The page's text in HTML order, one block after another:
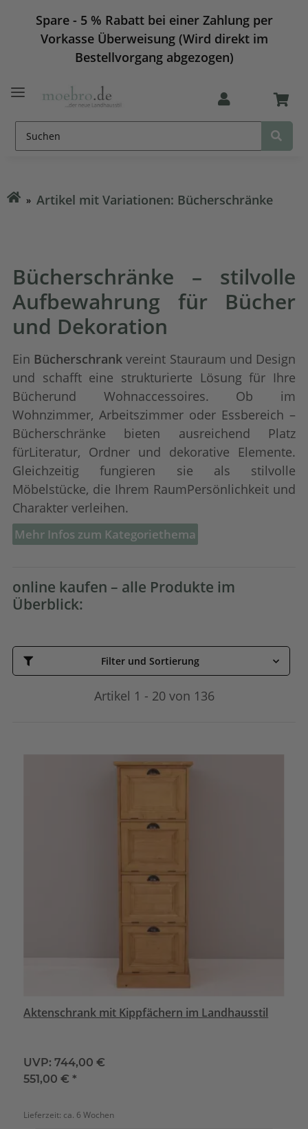
Spare - 5 % Rabatt bei einer Zahlung per
Vorkasse Überweisung (Wird direkt im
Bestellvorgang abgezogen)
Artikel mit Variationen: Bücherschränke
Bücherschränke – stilvolle
Aufbewahrung für Bücher
und Dekoration
Ein Bücherschrank vereint Stauraum und Design
und schafft eine strukturierte Lösung für Ihre
Bücherund Wohnaccessoires. Ob im
Wohnzimmer, Arbeitszimmer oder Essbereich –
Bücherschränke bieten ausreichend Platz
fürLiteratur, Ordner und dekorative Elemente.
Gleichzeitig fungieren sie als stilvolle
Möbelstücke, die Ihrem RaumPersönlichkeit und
Charakter verleihen.
Mehr Infos zum Kategoriethema
online kaufen – alle Produkte im
Überblick:
Filter und Sortierung
Artikel 1 - 20 von 136
Aktenschrank mit Kippfächern im Landhausstil
UVP: 744,00 €
551,00 €*
Lieferzeit: ca. 6 Wochen